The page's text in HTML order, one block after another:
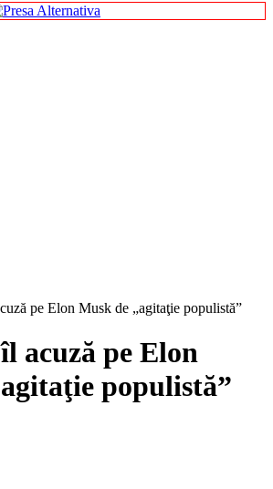
pe Elon Musk de „agitaţie populistă”
acuză pe Elon
populistă”